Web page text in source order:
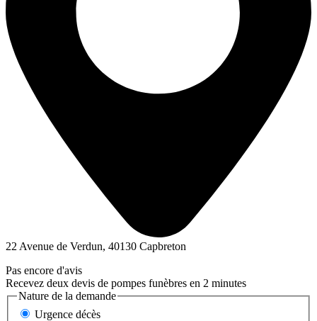
22 Avenue de Verdun, 40130 Capbreton
Pas encore d'avis
Recevez deux devis de pompes funèbres en 2 minutes
Nature de la demande
Urgence décès